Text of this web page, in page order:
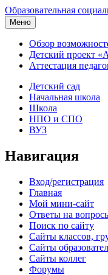
Образовательная
Меню
Обзор
Детский проект
Аттестация
Детский сад
Начальная школа
Школа
НПО и СПО
ВУЗ
Навигация
Вход/регистрация
Главная
Мой мини-сайт
Ответы на
Поиск по сайту
Сайты классов,
Сайты
Сайты коллег
Форумы